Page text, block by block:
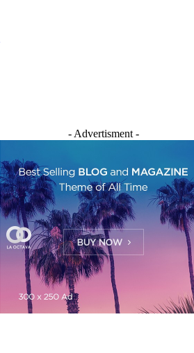
- Advertisment -